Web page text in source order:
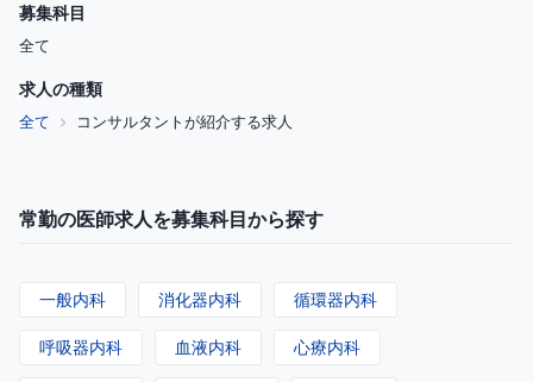
募集科目
全て
求人の種類
全て コンサルタントが紹介する求人
常勤の医師求人を募集科目から探す
一般内科 消化器内科 循環器内科
呼吸器内科 血液内科 心療内科